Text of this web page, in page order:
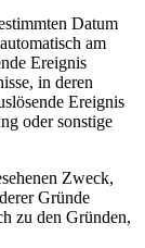
Datum
am
Ereignis
in deren
Ereignis
oder sonstige
Zweck,
Gründe
zu den Gründen,